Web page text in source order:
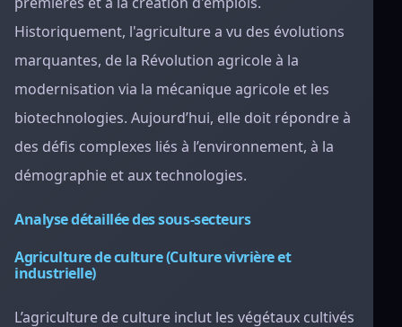
Historiquement, l'agriculture a vu des évolutions
marquantes, de la Révolution agricole à la
modernisation via la mécanique agricole et les
biotechnologies. Aujourd’hui, elle doit répondre à
des défis complexes liés à l’environnement, à la
démographie et aux technologies.
Analyse détaillée des sous-secteurs
Agriculture de culture (Culture vivrière et
industrielle)
L’agriculture de culture inclut les végétaux cultivés